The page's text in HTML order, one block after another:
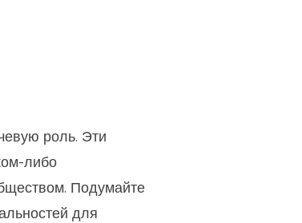
роль. Эти
либо
Подумайте
для